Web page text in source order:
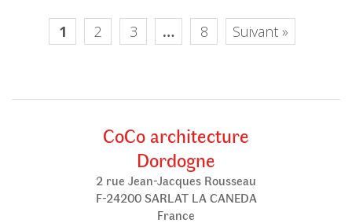
1 2 3 … 8 Suivant »
CoCo architecture
Dordogne
2 rue Jean-Jacques Rousseau
F-24200 SARLAT LA CANEDA
France